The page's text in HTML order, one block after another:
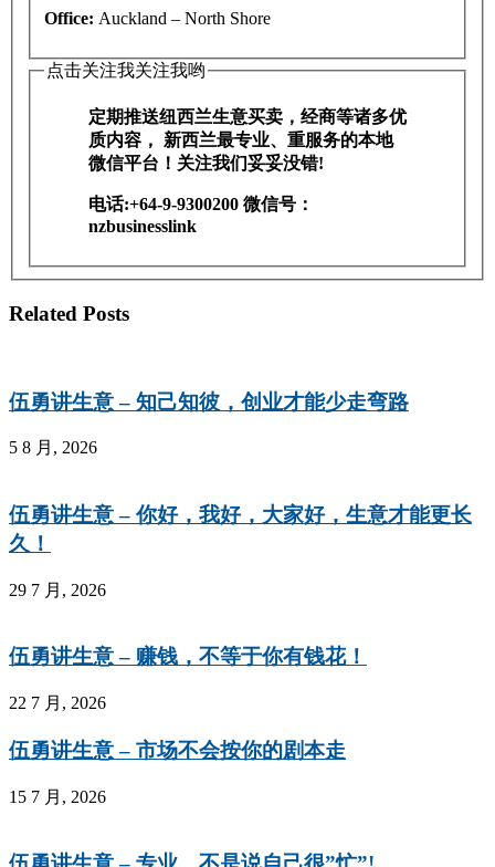
Office: Auckland – North Shore
点击关注我关注我哟
定期推送纽西兰生意买卖，经商等诸多优
质内容， 新西兰最专业、重服务的本地
微信平台！关注我们妥妥没错!
电话:+64-9-9300200 微信号：
nzbusinesslink
Related Posts
伍勇讲生意 – 知己知彼，创业才能少走弯路
5 8 月, 2026
伍勇讲生意 – 你好，我好，大家好，生意才能更长
久！
29 7 月, 2026
伍勇讲生意 – 赚钱，不等于你有钱花！
22 7 月, 2026
伍勇讲生意 – 市场不会按你的剧本走
15 7 月, 2026